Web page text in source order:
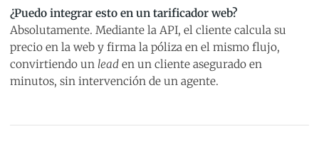
¿Puedo integrar esto en un tarificador web?
Absolutamente. Mediante la API, el cliente calcula su
precio en la web y firma la póliza en el mismo flujo,
convirtiendo un lead en un cliente asegurado en
minutos, sin intervención de un agente.